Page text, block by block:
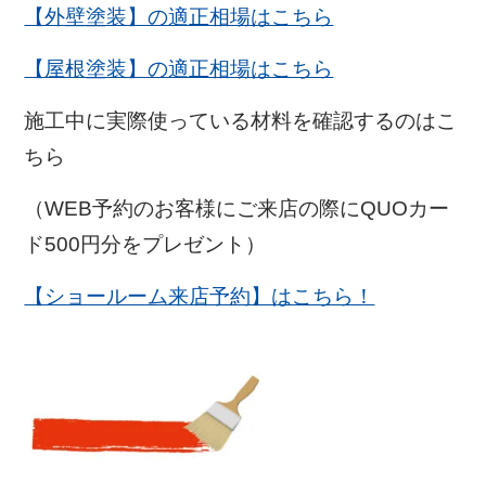
【外壁塗装】の適正相場はこちら
【屋根塗装】の適正相場はこちら
施工中に実際使っている材料を確認するのはこ
ちら
（WEB予約のお客様にご来店の際にQUOカー
ド500円分をプレゼント）
【ショールーム来店予約】はこちら！